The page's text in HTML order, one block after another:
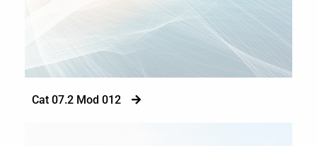
Cat 07.2 Mod 012